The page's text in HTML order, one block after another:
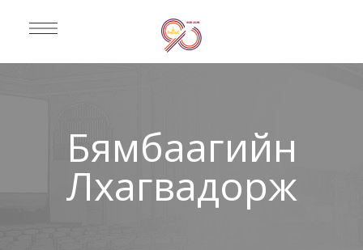
Бямбаагийн
Лхагвадорж